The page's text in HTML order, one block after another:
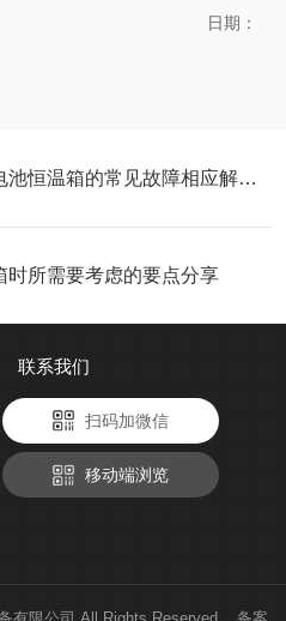
：
一文与您分享电池恒温箱的常见故障相应解决方法
时所需要考虑的要点分享
联系我们
扫码加微信
移动端浏览